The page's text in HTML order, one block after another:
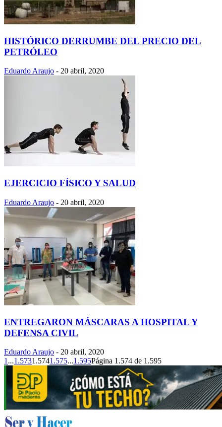
HISTÓRICO DERRUMBE DEL PRECIO DEL
PETRÓLEO
Eduardo Araujo - 20 abril, 2020
EJERCICIO FÍSICO Y SALUD
Eduardo Araujo - 20 abril, 2020
ENTREGARON MÁSCARAS A HOSPITAL Y
DEFENSA CIVIL
Eduardo Araujo - 20 abril, 2020
1 ...1.5731.5741.575...1.595Página 1.574 de 1.595